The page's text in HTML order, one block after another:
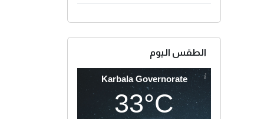
الطقس اليوم
Karbala Governorate
33°C